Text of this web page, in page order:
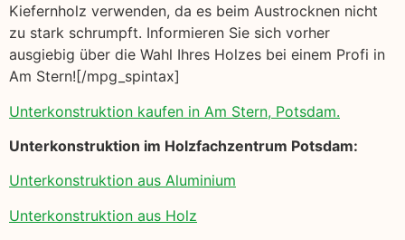
Kiefernholz verwenden, da es beim Austrocknen nicht
zu stark schrumpft. Informieren Sie sich vorher
ausgiebig über die Wahl Ihres Holzes bei einem Profi in
Am Stern![/mpg_spintax]
Unterkonstruktion kaufen in Am Stern, Potsdam.
Unterkonstruktion im Holzfachzentrum Potsdam:
Unterkonstruktion aus Aluminium
Unterkonstruktion aus Holz